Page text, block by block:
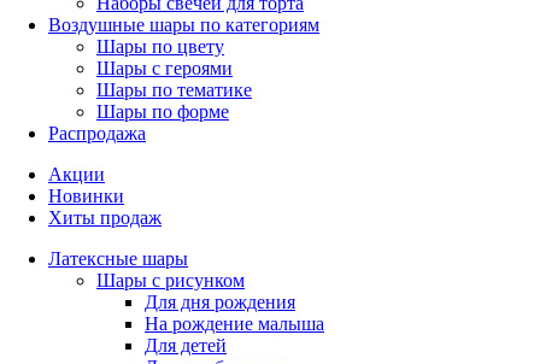
Воздушные шары по категориям
Шары по цвету
Шары с героями
Шары по тематике
Шары по форме
Распродажа
Акции
Новинки
Хиты продаж
Латексные шары
Шары с рисунком
Для дня рождения
На рождение малыша
Для детей